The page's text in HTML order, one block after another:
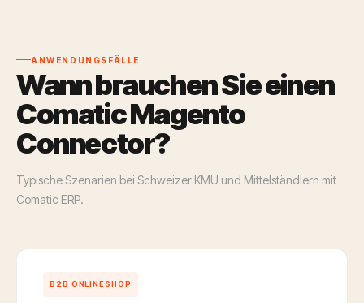
ANWENDUNGSFÄLLE
Wann brauchen Sie einen
Comatic Magento
Connector?
Typische Szenarien bei Schweizer KMU und Mittelständlern mit
Comatic ERP.
B2B ONLINESHOP